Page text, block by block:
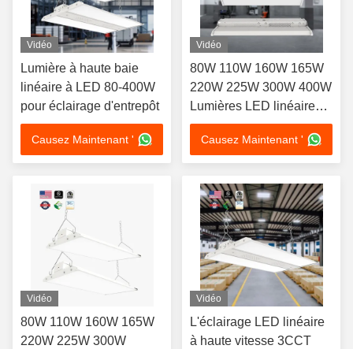
Vidéo
Lumière à haute baie
linéaire à LED 80-400W
pour éclairage d'entrepôt
Causez Maintenant '
Vidéo
80W 110W 160W 165W
220W 225W 300W 400W
Lumières LED linéaires à
haute baie pour les
installations industrielles
Causez Maintenant '
Vidéo
80W 110W 160W 165W
220W 225W 300W
Vidéo
L'éclairage LED linéaire
à haute vitesse 3CCT